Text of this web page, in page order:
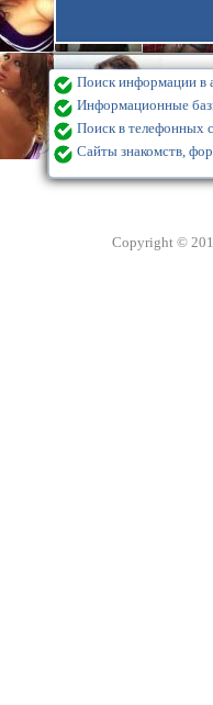
Поиск информации в
Информационные
Поиск в телефонных
Сайты знакомств,
Copyright ©